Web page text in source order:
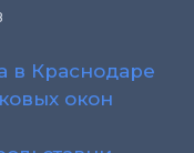
в Краснодаре
окон